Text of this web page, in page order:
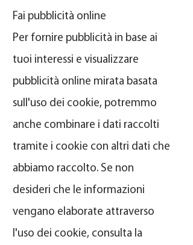
Fai pubblicità online
Per fornire pubblicità in base ai
tuoi interessi e visualizzare
pubblicità online mirata basata
sull'uso dei cookie, potremmo
anche combinare i dati raccolti
tramite i cookie con altri dati che
abbiamo raccolto. Se non
desideri che le informazioni
vengano elaborate attraverso
l'uso dei cookie, consulta la